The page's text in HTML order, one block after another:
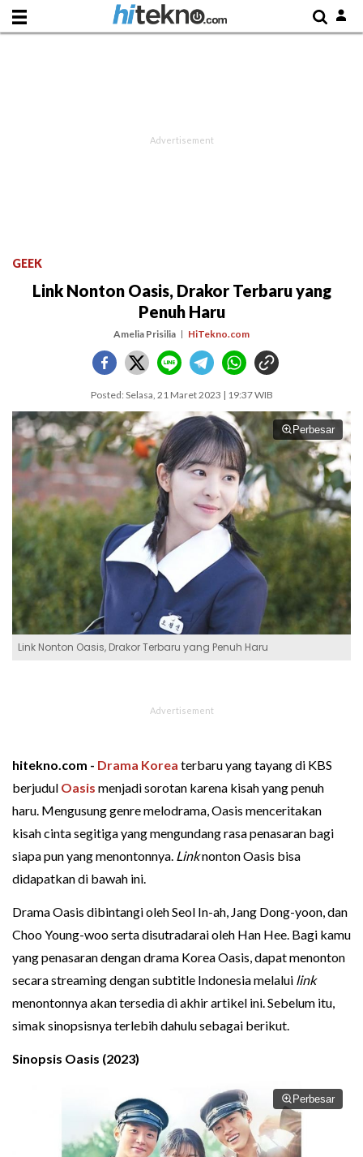
GEEK
Link Nonton Oasis, Drakor Terbaru yang
Penuh Haru
Amelia Prisilia HiTekno.com
Posted: Selasa, 21 Maret 2023 | 19:37 WIB
Perbesar
Link Nonton Oasis, Drakor Terbaru yang Penuh Haru
hitekno.com - Drama Korea terbaru yang tayang di KBS
berjudul Oasis menjadi sorotan karena kisah yang penuh
haru. Mengusung genre melodrama, Oasis menceritakan
kisah cinta segitiga yang mengundang rasa penasaran bagi
siapa pun yang menontonnya. Linknonton Oasis bisa
didapatkan di bawah ini.
Drama Oasis dibintangi oleh Seol In-ah, Jang Dong-yoon, dan
Choo Young-woo serta disutradarai oleh Han Hee. Bagi kamu
yang penasaran dengan drama Korea Oasis, dapat menonton
secara streaming dengan subtitle Indonesia melalui link
menontonnya akan tersedia di akhir artikel ini. Sebelum itu,
simak sinopsisnya terlebih dahulu sebagai berikut.
Sinopsis Oasis (2023)
Perbesar